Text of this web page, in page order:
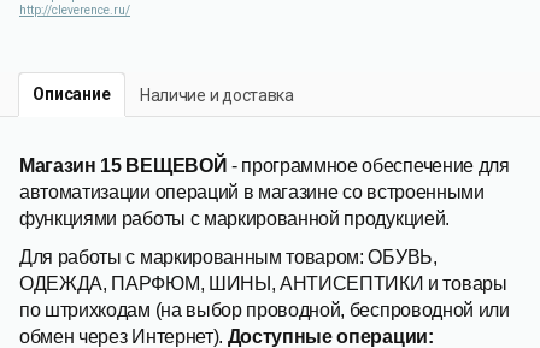
http://cleverence.ru/
Описание Наличие и доставка
Магазин 15 ВЕЩЕВОЙ - программное обеспечение для
автоматизации операций в магазине со встроенными
функциями работы с маркированной продукцией.
Для работы с маркированным товаром: ОБУВЬ,
ОДЕЖДА, ПАРФЮМ, ШИНЫ, АНТИСЕПТИКИ и товары
по штрихкодам (на выбор проводной, беспроводной или
обмен через Интернет). Доступные операции: